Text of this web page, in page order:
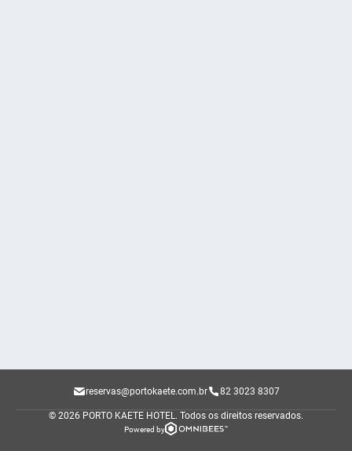
reservas@portokaete.com.br 82 3023 8307
© 2026 PORTO KAETE HOTEL. Todos os direitos reservados.
Powered by